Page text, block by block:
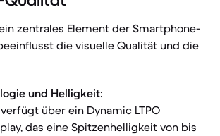
zentrales Element der Smartphone-
die visuelle Qualität und die
und Helligkeit:
verfügt über ein Dynamic LTPO
das eine Spitzenhelligkeit von bis